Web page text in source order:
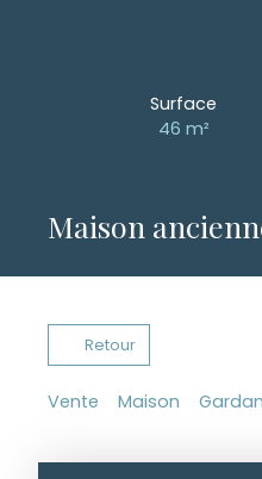
Surface
46 m²
Maison
Retour
Vente Maison